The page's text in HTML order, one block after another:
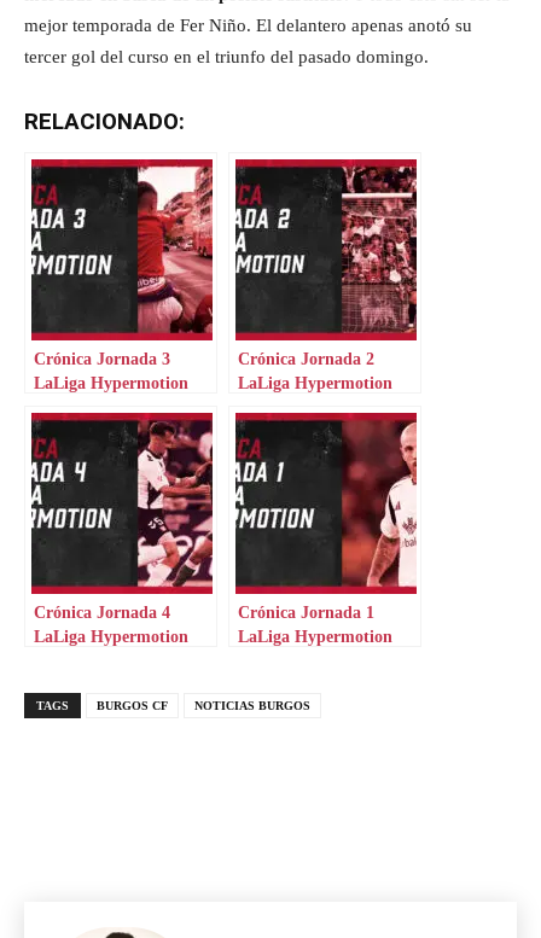
mejor temporada de Fer Niño. El delantero apenas anotó su
tercer gol del curso en el triunfo del pasado domingo.
RELACIONADO:
Crónica Jornada 3
LaLiga Hypermotion
Crónica Jornada 2
LaLiga Hypermotion
Crónica Jornada 4
LaLiga Hypermotion
Crónica Jornada 1
LaLiga Hypermotion
TAGS BURGOS CF NOTICIAS BURGOS